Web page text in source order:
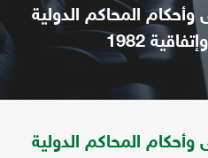
وأحكام المحاكم الدولية
1982
وأحكام المحاكم الدولية